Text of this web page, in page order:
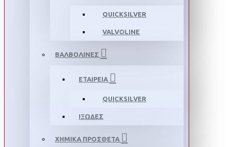
QUICKSILVER
VALVOLINE
ΒΑΛΒΟΛΙΝΕΣ
ΕΤΑΙΡΕΙΑ
QUICKSILVER
ΙΞΩΔΕΣ
ΧΗΜΙΚΑ ΠΡΟΣΘΕΤΑ